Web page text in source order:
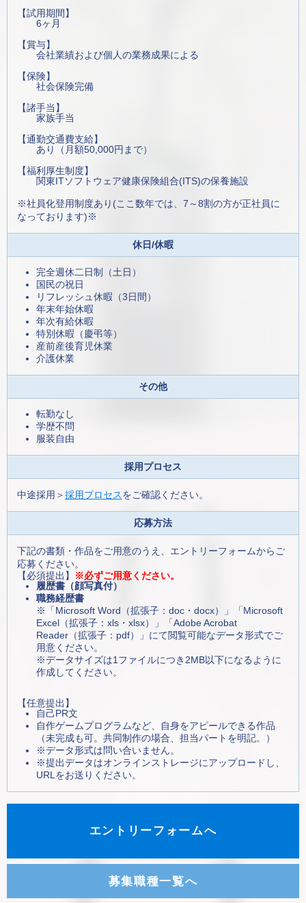
【試用期間】
6ヶ月
【賞与】
会社業績および個人の業務成果による
【保険】
社会保険完備
【諸手当】
家族手当
【通勤交通費支給】
あり（月額50,000円まで）
【福利厚生制度】
関東ITソフトウェア健康保険組合(ITS)の保養施設
※社員化登用制度あり(ここ数年では、7～8割の方が正社員に
なっております)※
休日/休暇
完全週休二日制（土日）
国民の祝日
リフレッシュ休暇（3日間）
年末年始休暇
年次有給休暇
特別休暇（慶弔等）
産前産後育児休業
介護休業
その他
転勤なし
学歴不問
服装自由
採用プロセス
中途採用＞採用プロセスをご確認ください。
応募方法
下記の書類・作品をご用意のうえ、エントリーフォームからご
応募ください。
【必須提出】
※必ずご用意ください。
履歴書（顔写真付）
職務経歴書
※「Microsoft Word（拡張子：doc・docx）」「Microsoft
Excel（拡張子：xls・xlsx）」「Adobe Acrobat
Reader（拡張子：pdf​）」にて閲覧可能なデータ形式でご
用意ください。
※データサイズは1ファイルにつき2MB以下になるように
作成してください。
【任意提出】
自己PR文
自作ゲームプログラムなど、自身をアピールできる作品
（未完成も可。共同制作の場合、担当パートを明記。）
※データ形式は問い合いません。
※提出データはオンラインストレージにアップロードし、
URLをお送りください。